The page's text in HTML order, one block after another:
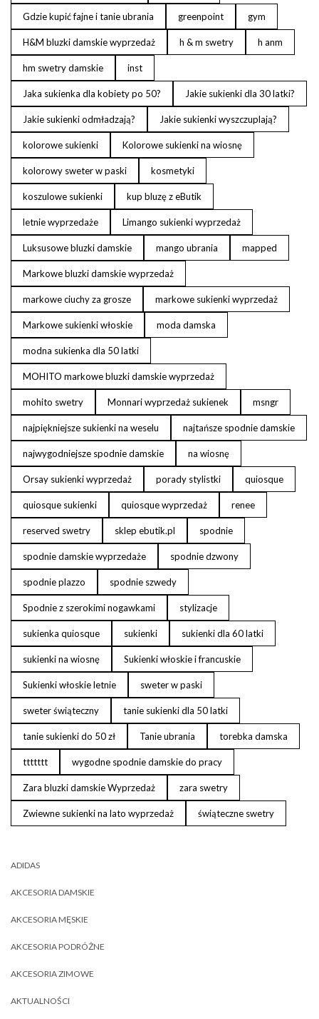
Gdzie kupić fajne i tanie ubrania greenpoint gym
H&M bluzki damskie wyprzedaż h & m swetry h anm
hm swetry damskie inst
Jaka sukienka dla kobiety po 50? Jakie sukienki dla 30 latki?
Jakie sukienki odmładzają? Jakie sukienki wyszczuplają?
kolorowe sukienki Kolorowe sukienki na wiosnę
kolorowy sweter w paski kosmetyki
koszulowe sukienki kup bluzę z eButik
letnie wyprzedaże Limango sukienki wyprzedaż
Luksusowe bluzki damskie mango ubrania mapped
Markowe bluzki damskie wyprzedaż
markowe ciuchy za grosze markowe sukienki wyprzedaż
Markowe sukienki włoskie moda damska
modna sukienka dla 50 latki
MOHITO markowe bluzki damskie wyprzedaż
mohito swetry Monnari wyprzedaż sukienek msngr
najpiękniejsze sukienki na weselu najtańsze spodnie damskie
najwygodniejsze spodnie damskie na wiosnę
Orsay sukienki wyprzedaż porady stylistki quiosque
quiosque sukienki quiosque wyprzedaż renee
reserved swetry sklep ebutik.pl spodnie
spodnie damskie wyprzedaże spodnie dzwony
spodnie plazzo spodnie szwedy
Spodnie z szerokimi nogawkami stylizacje
sukienka quiosque sukienki sukienki dla 60 latki
sukienki na wiosnę Sukienki włoskie i francuskie
Sukienki włoskie letnie sweter w paski
sweter świąteczny tanie sukienki dla 50 latki
tanie sukienki do 50 zł Tanie ubrania torebka damska
ttttttt wygodne spodnie damskie do pracy
Zara bluzki damskie Wyprzedaż zara swetry
Zwiewne sukienki na lato wyprzedaż świąteczne swetry
ADIDAS
AKCESORIA DAMSKIE
AKCESORIA MĘSKIE
AKCESORIA PODRÓŻNE
AKCESORIA ZIMOWE
AKTUALNOŚCI